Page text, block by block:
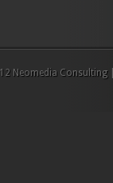
Neomedia Consulting